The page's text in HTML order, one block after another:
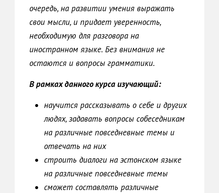
очередь, на развитии умения выражать
свои мысли, и придает уверенность,
необходимую для разговора на
иностранном языке. Без внимания не
остаются и вопросы грамматики.
В рамках данного курса изучающий:
научится рассказывать о себе и других
людях, задавать вопросы собеседникам
на различные повседневные темы и
отвечать на них
строить диалоги на эстонском языке
на различные повседневные темы
сможет составлять различные